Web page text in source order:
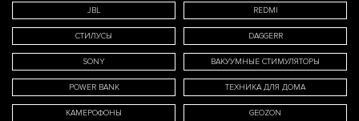
JBL REDMI
СТИЛУСЫ DAGGERR
SONY ВАКУУМНЫЕ СТИМУЛЯТОРЫ
POWER BANK ТЕХНИКА ДЛЯ ДОМА
КАМЕРОФОНЫ GEOZON